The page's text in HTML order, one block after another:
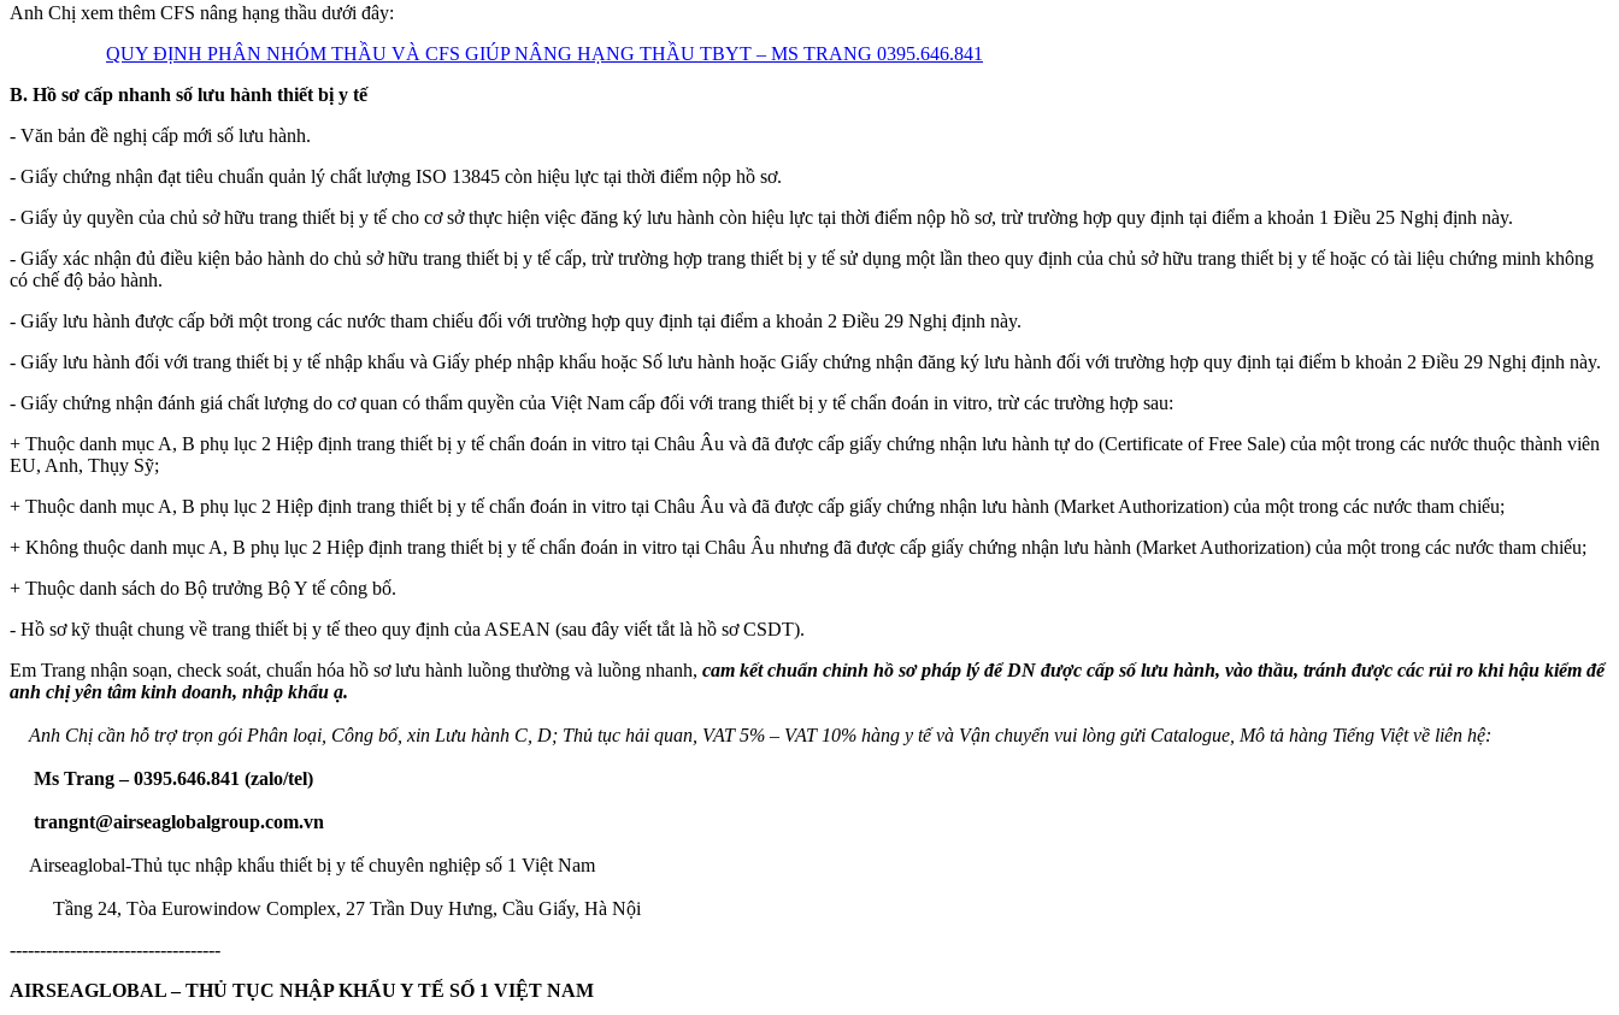
Anh Chị xem thêm CFS nâng hạng thầu dưới đây:
QUY ĐỊNH PHÂN NHÓM THẦU VÀ CFS GIÚP NÂNG HẠNG THẦU TBYT – MS TRANG 0395.646.841
B. Hồ sơ cấp nhanh số lưu hành thiết bị y tế
- Văn bản đề nghị cấp mới số lưu hành.
- Giấy chứng nhận đạt tiêu chuẩn quản lý chất lượng ISO 13845 còn hiệu lực tại thời điểm nộp hồ sơ.
- Giấy ủy quyền của chủ sở hữu trang thiết bị y tế cho cơ sở thực hiện việc đăng ký lưu hành còn hiệu lực tại thời điểm nộp hồ sơ, trừ trường hợp quy định tại điểm a khoản 1 Điều 25 Nghị định này.
- Giấy xác nhận đủ điều kiện bảo hành do chủ sở hữu trang thiết bị y tế cấp, trừ trường hợp trang thiết bị y tế sử dụng một lần theo quy định của chủ sở hữu trang thiết bị y tế hoặc có tài liệu chứng minh không
có chế độ bảo hành.
- Giấy lưu hành được cấp bởi một trong các nước tham chiếu đối với trường hợp quy định tại điểm a khoản 2 Điều 29 Nghị định này.
- Giấy lưu hành đối với trang thiết bị y tế nhập khẩu và Giấy phép nhập khẩu hoặc Số lưu hành hoặc Giấy chứng nhận đăng ký lưu hành đối với trường hợp quy định tại điểm b khoản 2 Điều 29 Nghị định này.
- Giấy chứng nhận đánh giá chất lượng do cơ quan có thẩm quyền của Việt Nam cấp đối với trang thiết bị y tế chẩn đoán in vitro, trừ các trường hợp sau:
+ Thuộc danh mục A, B phụ lục 2 Hiệp định trang thiết bị y tế chẩn đoán in vitro tại Châu Âu và đã được cấp giấy chứng nhận lưu hành tự do (Certificate of Free Sale) của một trong các nước thuộc thành viên
EU, Anh, Thụy Sỹ;
+ Thuộc danh mục A, B phụ lục 2 Hiệp định trang thiết bị y tế chẩn đoán in vitro tại Châu Âu và đã được cấp giấy chứng nhận lưu hành (Market Authorization) của một trong các nước tham chiếu;
+ Không thuộc danh mục A, B phụ lục 2 Hiệp định trang thiết bị y tế chẩn đoán in vitro tại Châu Âu nhưng đã được cấp giấy chứng nhận lưu hành (Market Authorization) của một trong các nước tham chiếu;
+ Thuộc danh sách do Bộ trưởng Bộ Y tế công bố.
- Hồ sơ kỹ thuật chung về trang thiết bị y tế theo quy định của ASEAN (sau đây viết tắt là hồ sơ CSDT).
Em Trang nhận soạn, check soát, chuẩn hóa hồ sơ lưu hành luồng thường và luồng nhanh, cam kết chuẩn chỉnh hồ sơ pháp lý để DN được cấp số lưu hành, vào thầu, tránh được các rủi ro khi hậu kiểm để
anh chị yên tâm kinh doanh, nhập khẩu ạ.
Anh Chị cần hỗ trợ trọn gói Phân loại, Công bố, xin Lưu hành C, D; Thủ tục hải quan, VAT 5% – VAT 10% hàng y tế và Vận chuyển vui lòng gửi Catalogue, Mô tả hàng Tiếng Việt về liên hệ:
Ms Trang – 0395.646.841 (zalo/tel)
trangnt@airseaglobalgroup.com.vn
Airseaglobal-Thủ tục nhập khẩu thiết bị y tế chuyên nghiệp số 1 Việt Nam
Tầng 24, Tòa Eurowindow Complex, 27 Trần Duy Hưng, Cầu Giấy, Hà Nội
-----------------------------------
AIRSEAGLOBAL – THỦ TỤC NHẬP KHẨU Y TẾ SỐ 1 VIỆT NAM